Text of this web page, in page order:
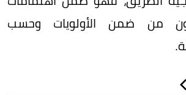
من ضمن الأولويات وحسب